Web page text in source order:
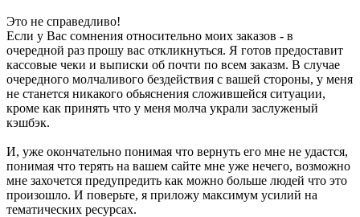
Это не справедливо!
Если у Вас сомнения относительно моих заказов - в
очередной раз прошу вас откликнуться. Я готов предоставит
кассовые чеки и выписки об почти по всем заказм. В случае
очередного молчаливого бездействия с вашей стороны, у меня
не станется никакого обьяснения сложившейся ситуации,
кроме как принять что у меня молча украли заслуженый
кэшбэк.
И, уже окончательно понимая что вернуть его мне не удастся,
понимая что терять на вашем сайте мне уже нечего, возможно
мне захочется предупредить как можно больше людей что это
произошло. И поверьте, я приложу максимум усилий на
тематических ресурсах.